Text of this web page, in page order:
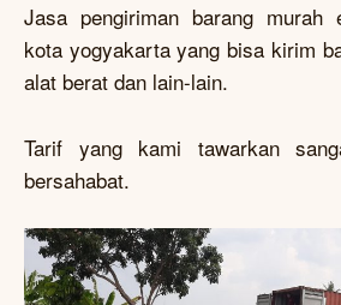
Jasa pengiriman barang murah
kota yogyakarta yang bisa kirim
alat berat dan lain-lain.
Tarif yang kami tawarkan
bersahabat.